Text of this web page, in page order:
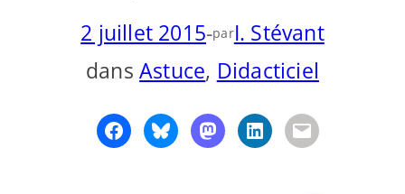
2 juillet 2015-parI. Stévant
dansAstuce, Didacticiel